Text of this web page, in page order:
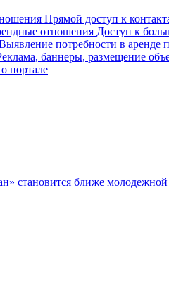
Прямой доступ к
отношения Доступ к
потребности в аренде
баннеры, размещение
портале
становится ближе молодежной